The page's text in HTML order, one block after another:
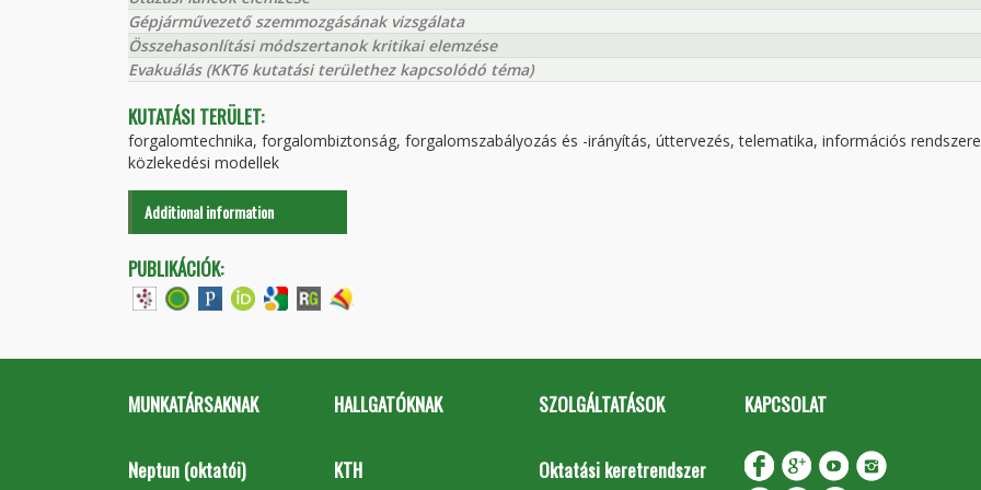
Gépjárművezető szemmozgásának vizsgálata
Összehasonlítási módszertanok kritikai elemzése
Evakuálás (KKT6 kutatási területhez kapcsolódó téma)
KUTATÁSI TERÜLET:
forgalomtechnika, forgalombiztonság, forgalomszabályozás és -irányítás, úttervezés, telematika, információs
közlekedési modellek
Additional information
PUBLIKÁCIÓK:
MUNKATÁRSAKNAK
Neptun (oktatói)
HALLGATÓKNAK
KTH
SZOLGÁLTATÁSOK
Oktatási keretrendszer
KAPCSOLAT